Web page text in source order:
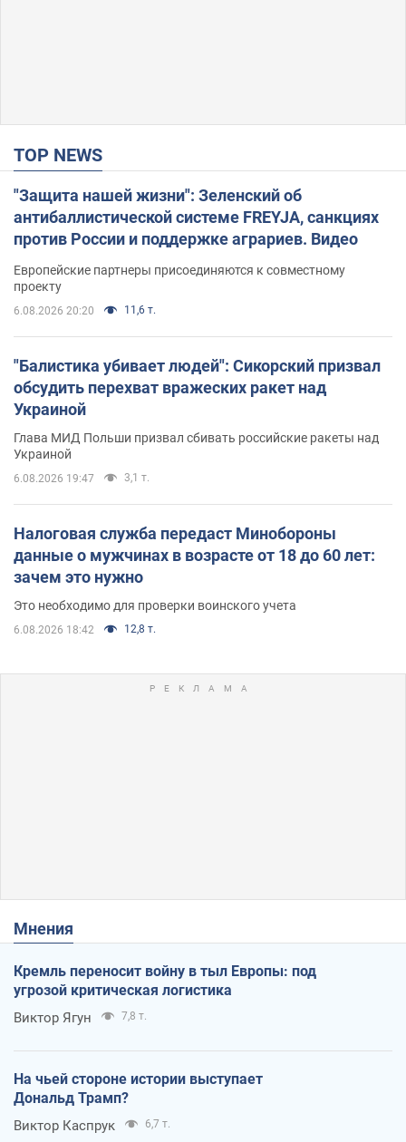
TOP NEWS
"Защита нашей жизни": Зеленский об
антибаллистической системе FREYJA, санкциях
против России и поддержке аграриев. Видео
Европейские партнеры присоединяются к совместному
проекту
6.08.2026 20:20 11,6 т.
"Балистика убивает людей": Сикорский призвал
обсудить перехват вражеских ракет над
Украиной
Глава МИД Польши призвал сбивать российские ракеты над
Украиной
6.08.2026 19:47 3,1 т.
Налоговая служба передаст Минобороны
данные о мужчинах в возрасте от 18 до 60 лет:
зачем это нужно
Это необходимо для проверки воинского учета
6.08.2026 18:42 12,8 т.
Мнения
Кремль переносит войну в тыл Европы: под
угрозой критическая логистика
Виктор Ягун 7,8 т.
На чьей стороне истории выступает
Дональд Трамп?
Виктор Каспрук 6,7 т.